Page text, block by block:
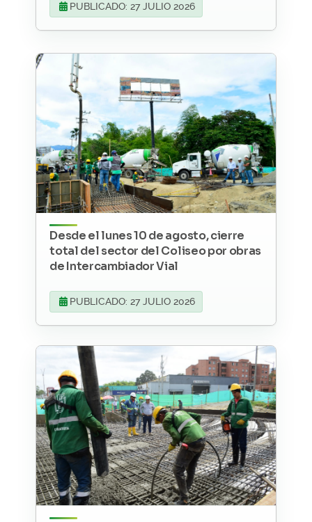
PUBLICADO: 27 JULIO 2026
Desde el lunes 10 de agosto, cierre
total del sector del Coliseo por obras
de Intercambiador Vial
PUBLICADO: 27 JULIO 2026